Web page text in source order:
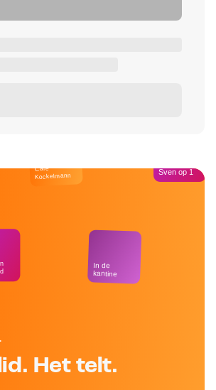
Het telt.
Café
Kockelmann
In de
kantine
Sven op 1